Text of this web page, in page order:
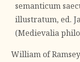
semanticum
illustratum, ed.
(Medievalia
William of